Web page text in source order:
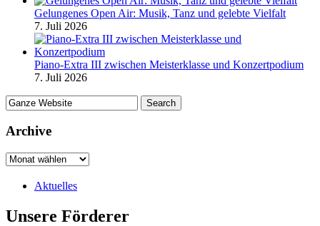
Gelungenes Open Air: Musik, Tanz und gelebte Vielfalt
7. Juli 2026
Piano-Extra III zwischen Meisterklasse und Konzertpodium
7. Juli 2026
Archive
Aktuelles
Unsere Förderer